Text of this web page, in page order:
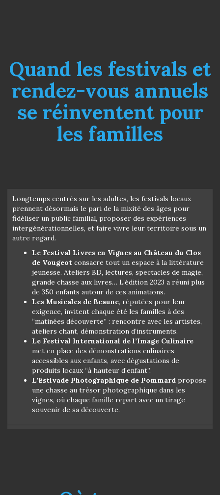
Quand les festivals et
rendez-vous annuels
se réinventent pour
les familles
Longtemps centrés sur les adultes, les festivals locaux
prennent désormais le pari de la mixité des âges pour
fidéliser un public familial, proposer des expériences
intergénérationnelles, et faire vivre leur territoire sous un
autre regard.
Le Festival Livres en Vignes au Château du Clos
de Vougeot consacre tout un espace à la littérature
jeunesse. Ateliers BD, lectures, spectacles de magie,
grande chasse aux livres… L’édition 2023 a réuni plus
de 350 enfants autour de ces animations.
Les Musicales de Beaune, réputées pour leur
exigence, invitent chaque été les familles à des
“matinées découverte” : rencontre avec les artistes,
ateliers chant, démonstration d’instruments.
Le Festival International de l’Image Culinaire
met en place des démonstrations culinaires
accessibles aux enfants, avec dégustations de
produits locaux “à hauteur d’enfant”.
L’Estivade Photographique de Pommard propose
une chasse au trésor photographique dans les
vignes, où chaque famille repart avec un tirage
souvenir de sa découverte.